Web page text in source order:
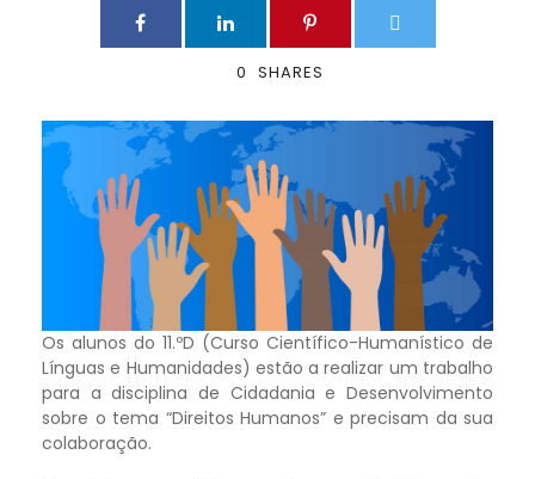
0 SHARES
Os alunos do 11.ºD (Curso Científico-Humanístico de
Línguas e Humanidades) estão a realizar um trabalho
para a disciplina de Cidadania e Desenvolvimento
sobre o tema “Direitos Humanos” e precisam da sua
colaboração.